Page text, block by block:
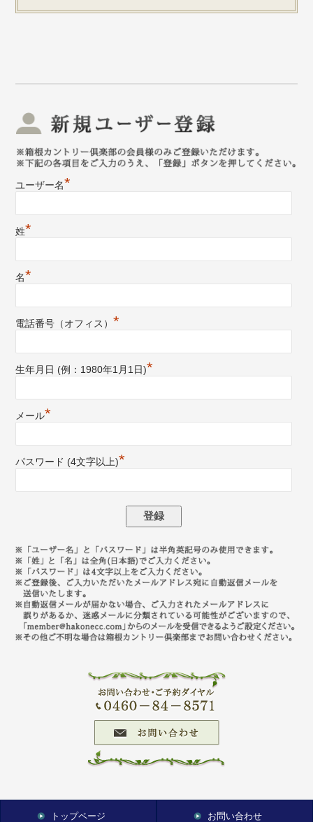
ユーザー名*
姓*
名*
電話番号（オフィス） *
生年月日 (例：1980年1月1日)*
メール*
パスワード (4文字以上)*
トップページ お問い合わせ